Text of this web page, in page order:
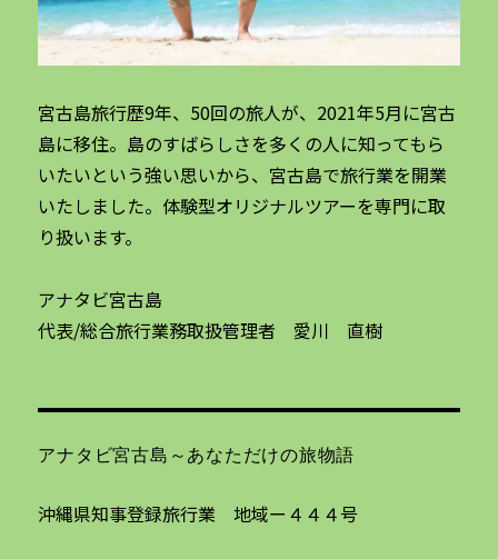
宮古島旅行歴9年、50回の旅人が、2021年5月に宮古
島に移住。島のすばらしさを多くの人に知ってもら
いたいという強い思いから、宮古島で旅行業を開業
いたしました。体験型オリジナルツアーを専門に取
り扱います。
アナタビ宮古島
代表/総合旅行業務取扱管理者 愛川 直樹
アナタビ宮古島～あなただけの旅物語
沖縄県知事登録旅行業 地域ー４４４号